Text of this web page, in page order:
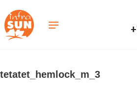
tetatet_hemlock_m_3